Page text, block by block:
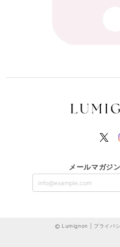
メールマガジ
Lumignon | プライバ